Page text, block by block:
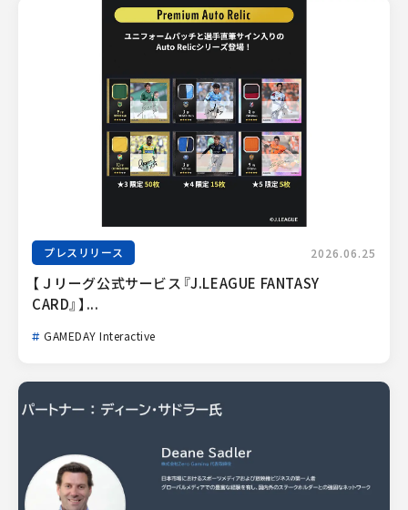
プレスリリース 2026.06.25
【Ｊリーグ公式サービス『J.LEAGUE FANTASY
CARD』】...
GAMEDAY Interactive